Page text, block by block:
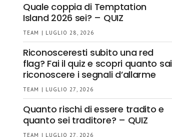
Quale coppia di Temptation
Island 2026 sei? – QUIZ
TEAM | LUGLIO 28, 2026
Riconosceresti subito una red
flag? Fai il quiz e scopri quanto sai
riconoscere i segnali d’allarme
TEAM | LUGLIO 27, 2026
Quanto rischi di essere tradito e
quanto sei traditore? – QUIZ
TEAM | LUGLIO 27, 2026